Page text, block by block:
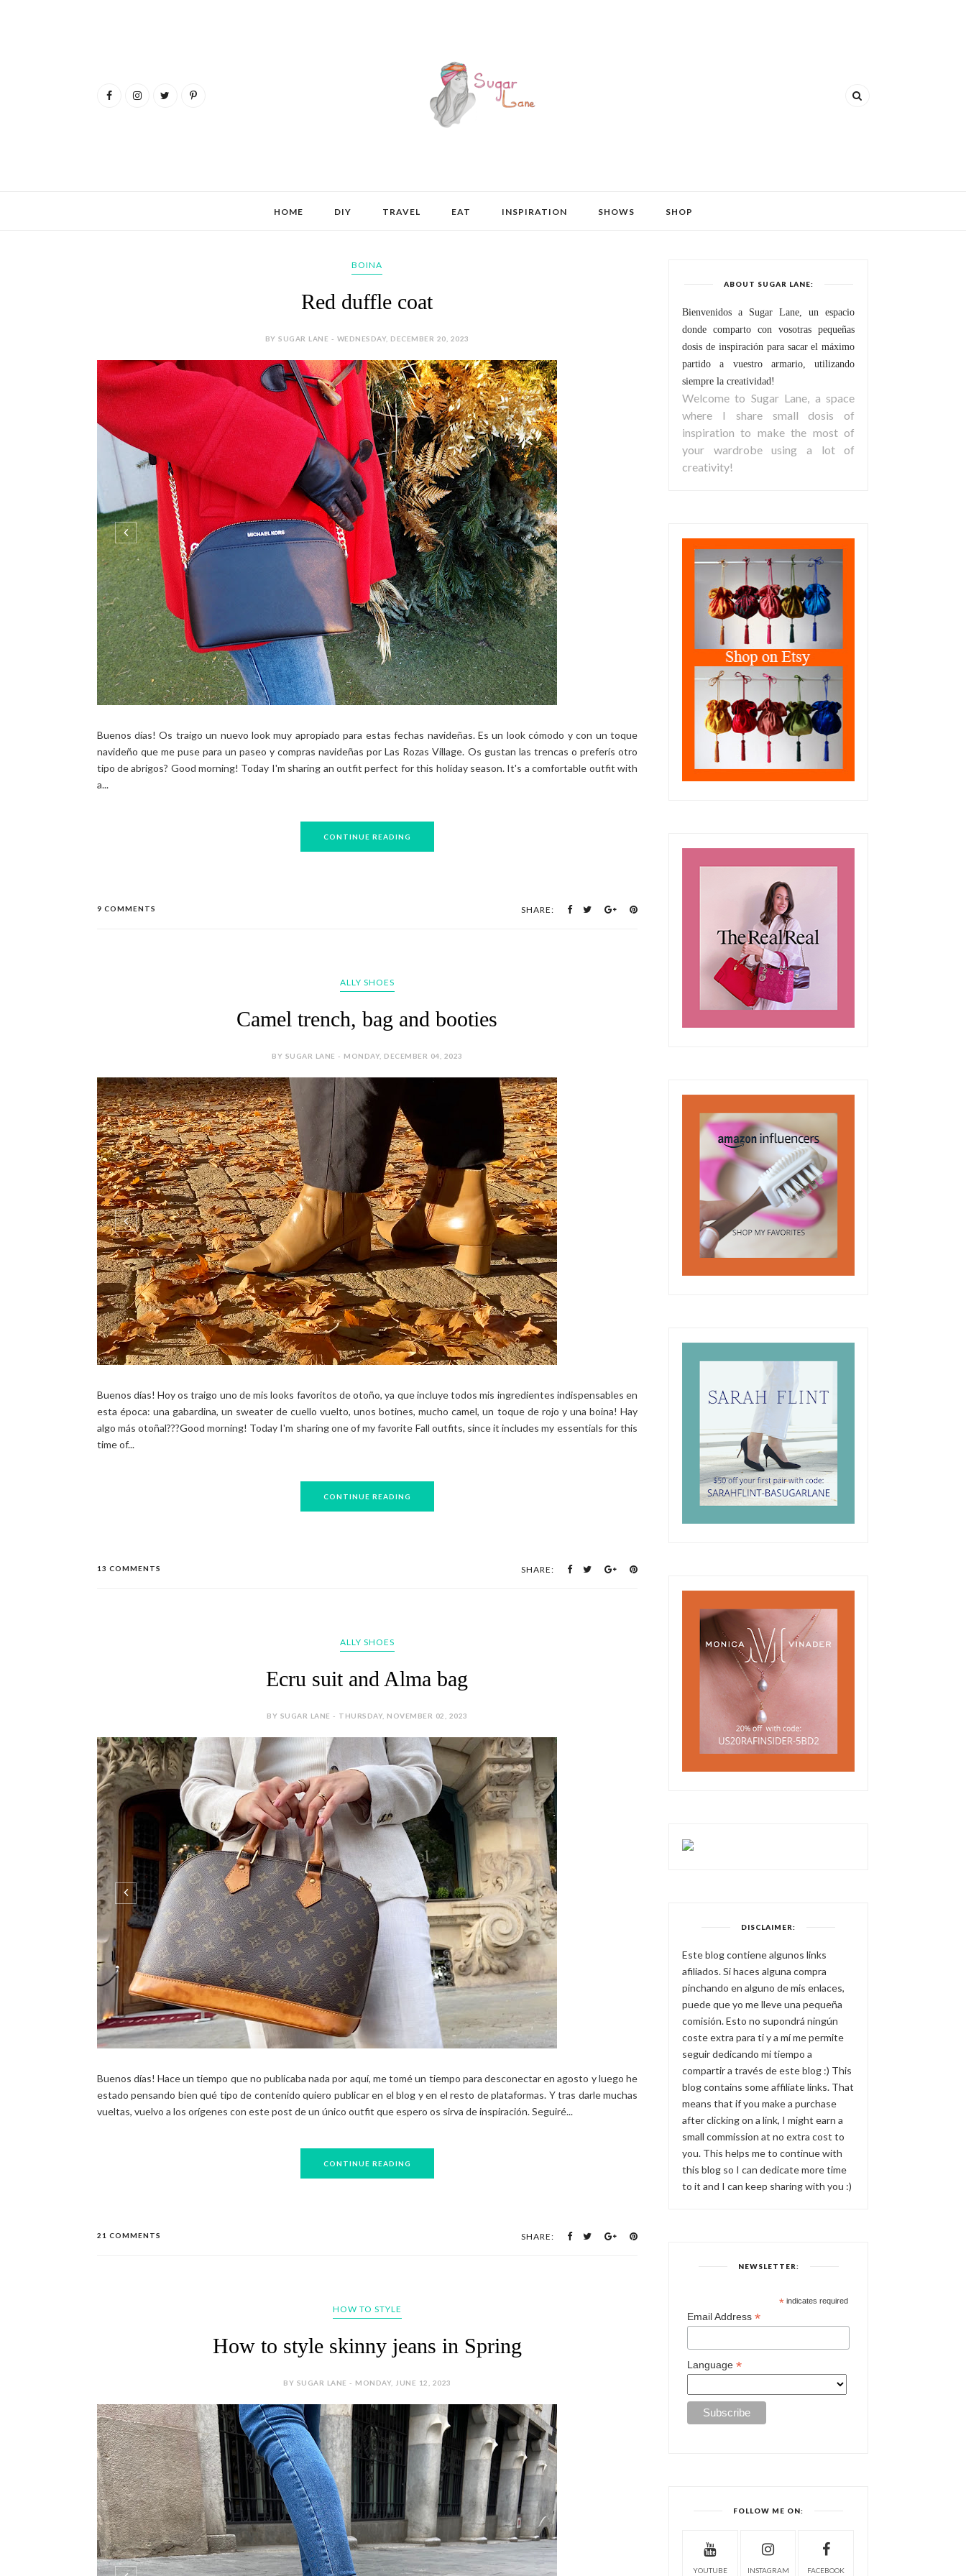
HOME DIY TRAVEL EAT INSPIRATION SHOWS SHOP
BOINA
Red duffle coat
BY SUGAR LANE - WEDNESDAY, DECEMBER 20, 2023
Buenos días! Os traigo un nuevo look muy apropiado para estas fechas navideñas. Es un look cómodo y con un toque
navideño que me puse para un paseo y compras navideñas por Las Rozas Village. Os gustan las trencas o preferís otro
tipo de abrigos? Good morning! Today I'm sharing an outfit perfect for this holiday season. It's a comfortable outfit with
a...
CONTINUE READING
9 COMMENTS SHARE:
ALLY SHOES
Camel trench, bag and booties
BY SUGAR LANE - MONDAY, DECEMBER 04, 2023
Buenos días! Hoy os traigo uno de mis looks favoritos de otoño, ya que incluye todos mis ingredientes indispensables en
esta época: una gabardina, un sweater de cuello vuelto, unos botines, mucho camel, un toque de rojo y una boina! Hay
algo más otoñal???Good morning! Today I'm sharing one of my favorite Fall outfits, since it includes my essentials for this
time of...
CONTINUE READING
13 COMMENTS SHARE:
ALLY SHOES
Ecru suit and Alma bag
BY SUGAR LANE - THURSDAY, NOVEMBER 02, 2023
Buenos días! Hace un tiempo que no publicaba nada por aquí, me tomé un tiempo para desconectar en agosto y luego he
estado pensando bien qué tipo de contenido quiero publicar en el blog y en el resto de plataformas. Y tras darle muchas
vueltas, vuelvo a los orígenes con este post de un único outfit que espero os sirva de inspiración. Seguiré...
CONTINUE READING
21 COMMENTS SHARE:
HOW TO STYLE
How to style skinny jeans in Spring
BY SUGAR LANE - MONDAY, JUNE 12, 2023
ABOUT SUGAR LANE:
Bienvenidos a Sugar Lane, un espacio
donde comparto con vosotras pequeñas
dosis de inspiración para sacar el máximo
partido a vuestro armario, utilizando
siempre la creatividad!
Welcome to Sugar Lane, a space
where I share small dosis of
inspiration to make the most of
your wardrobe using a lot of
creativity!
DISCLAIMER:
Este blog contiene algunos links
afiliados. Si haces alguna compra
pinchando en alguno de mis enlaces,
puede que yo me lleve una pequeña
comisión. Esto no supondrá ningún
coste extra para ti y a mí me permite
seguir dedicando mi tiempo a
compartir a través de este blog :) This
blog contains some affiliate links. That
means that if you make a purchase
after clicking on a link, I might earn a
small commission at no extra cost to
you. This helps me to continue with
this blog so I can dedicate more time
to it and I can keep sharing with you :)
NEWSLETTER:
* indicates required
Email Address*
Language*
FOLLOW ME ON:
YOUTUBE INSTAGRAM FACEBOOK